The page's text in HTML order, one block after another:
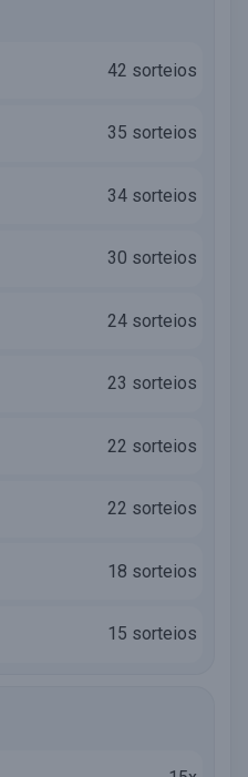
42 sorteios
35 sorteios
34 sorteios
30 sorteios
24 sorteios
23 sorteios
22 sorteios
22 sorteios
18 sorteios
15 sorteios